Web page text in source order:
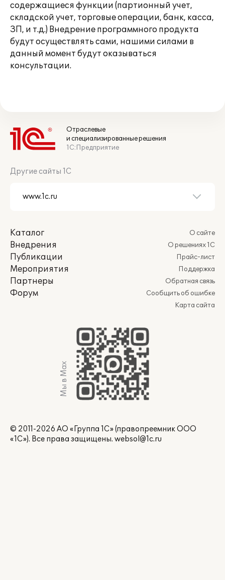
содержащиеся функции (партионный учет,
складской учет, торговые операции, банк, касса,
ЗП, и т.д.) Внедрение программного продукта
будут осуществлять сами, нашими силами в
данный момент будут оказываться
консультации.
Отраслевые
и специализированные решения
1С:Предприятие
Другие сайты 1С
Каталог
Внедрения
Публикации
Мероприятия
Партнеры
Форум
О сайте
О решениях 1С
Прайс-лист
Поддержка
Обратная связь
Сообщить об ошибке
Карта сайта
Мы в Max
© 2011-2026 АО «Группа 1С» (правопреемник ООО
«1С»). Все права защищены. websol@1c.ru